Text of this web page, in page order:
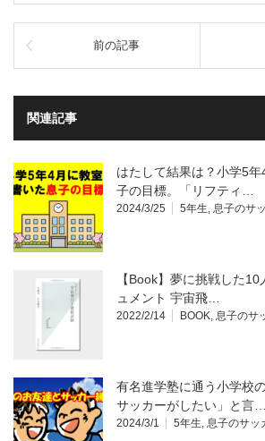
前の記事
関連記事
はたして結果は？小学5
子の目標。「リフティ…
2024/3/25 5年生, 息子のサ
【Book】夢に挑戦した
ュメント 宇宙飛…
2022/2/14 BOOK, 息子のサ
有名進学塾に通う小学校
サッカーがしたい」と言…
2024/3/1 5年生, 息子のサッ